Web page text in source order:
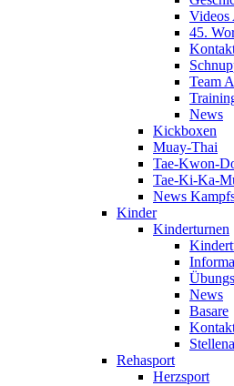
Videos
45.
Team
News
Kickboxen
Muay-Thai
Tae-Kwon-
Tae-Ki-Ka-
News
Kinder
Kinderturnen
News
Basare
Rehasport
Herzsport